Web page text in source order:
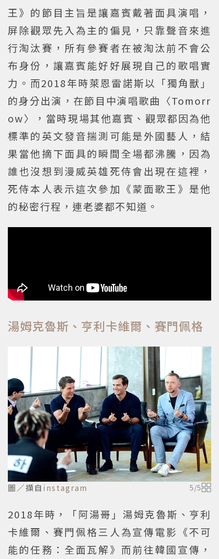
王》的節目主旨是讓嘉賓戴著面具演唱，
屏除觀眾先入為主的偏見，只靠聲音來進
行淘汰賽，所有參賽者在被淘汰前不會公
布身份，讓嘉賓能好好展現自己的歌唱實
力。而2018年時萊恩雷諾斯以「獨角獸」
的身分出演，在節目中演唱歌曲〈Tomorr
ow〉，當時現場其他嘉賓、觀眾都因為他
標準的英文發音揣測可能是外國藝人，結
果當他摘下面具的瞬間全場都沸騰，因為
誰也沒想到漫威英雄死侍會出現在這裡，
死侍本人表示這次參加《蒙面歌王》是他
的秘密行程，連老婆都不知道。
湯姆克魯斯、亨利卡維爾、賽門佩格
圖／擷自 instagram 5/5
2018年時，「阿湯哥」湯姆克魯斯、亨利
卡維爾、賽門佩格三人為宣傳電影《不可
能的任務：全面瓦解》而前往韓國宣傳，